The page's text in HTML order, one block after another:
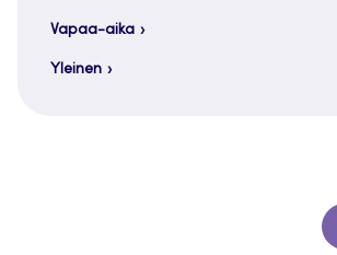
Vapaa-aika
Yleinen